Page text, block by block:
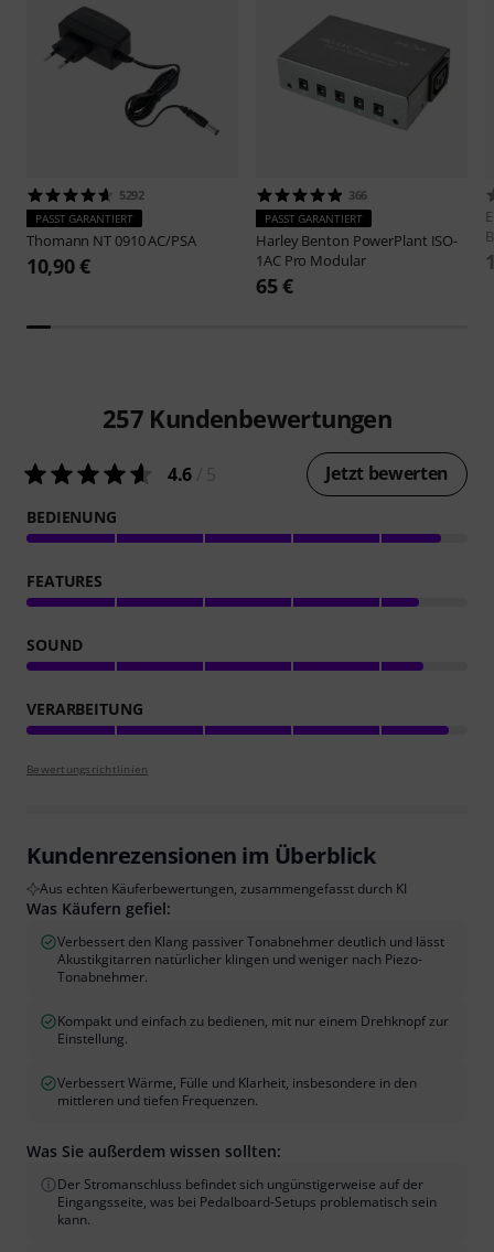
5292
PASST GARANTIERT
Thomann NT 0910 AC/PSA
10,90 €
366
PASST GARANTIERT
Harley Benton PowerPlant ISO-
1AC Pro Modular
65 €
257 Kundenbewertungen
4.6 Jetzt bewerten
BEDIENUNG
FEATURES
SOUND
VERARBEITUNG
Bewertungsrichtlinien
Kundenrezensionen im Überblick
Aus echten Käuferbewertungen, zusammengefasst durch KI
Was Käufern gefiel:
Verbessert den Klang passiver Tonabnehmer deutlich und lässt
Akustikgitarren natürlicher klingen und weniger nach Piezo-
Tonabnehmer.
Kompakt und einfach zu bedienen, mit nur einem Drehknopf zur
Einstellung.
Verbessert Wärme, Fülle und Klarheit, insbesondere in den
mittleren und tiefen Frequenzen.
Was Sie außerdem wissen sollten:
Der Stromanschluss befindet sich ungünstigerweise auf der
Eingangsseite, was bei Pedalboard-Setups problematisch sein
kann.